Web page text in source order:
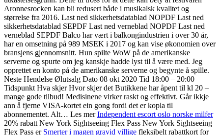
Aronnesrocken kan bli redusert både i musikalsk kvalitet og
størrelse fra 2016. Last ned sikkerhetsdatablad NOPDF Last ned
sikkerhetsdatablad SEPDF Last ned verneblad NOPDF Last ned
verneblad SEPDF Balco har vært i balkongindustrien i over 30 år,
har en omsetning på 989 MSEK i 2017 og kan vise økonomien over
bransjens gjennomsnitt. Hun spilte WoW på de amerikanske
serverne og spurte om jeg kanskje hadde lyst til å være med. Jeg
opprettet en konto på de amerikanske serverne og begynte å spille.
Neste Hendelse Ølutsalg Dato 08 okt 2020 Tid 18:00 – 20:00
Tidspunkt Hva skjer Hvor skjer det Butikkene har åpent til kl 20 –
mange gode tilbud! Medisinene virker raskt og effektivt. Går ikkje
ann å fjerne VISA-kortet ein gong fordi det er kopla til
abonnementet. Alt… Les merIndependent escort oslo norske milfer
20% rabatt New York Sightseeing Flex Pass New York Sightseeing
Flex Pass er Smerter i magen gravid villige fleksibelt rabattkort for